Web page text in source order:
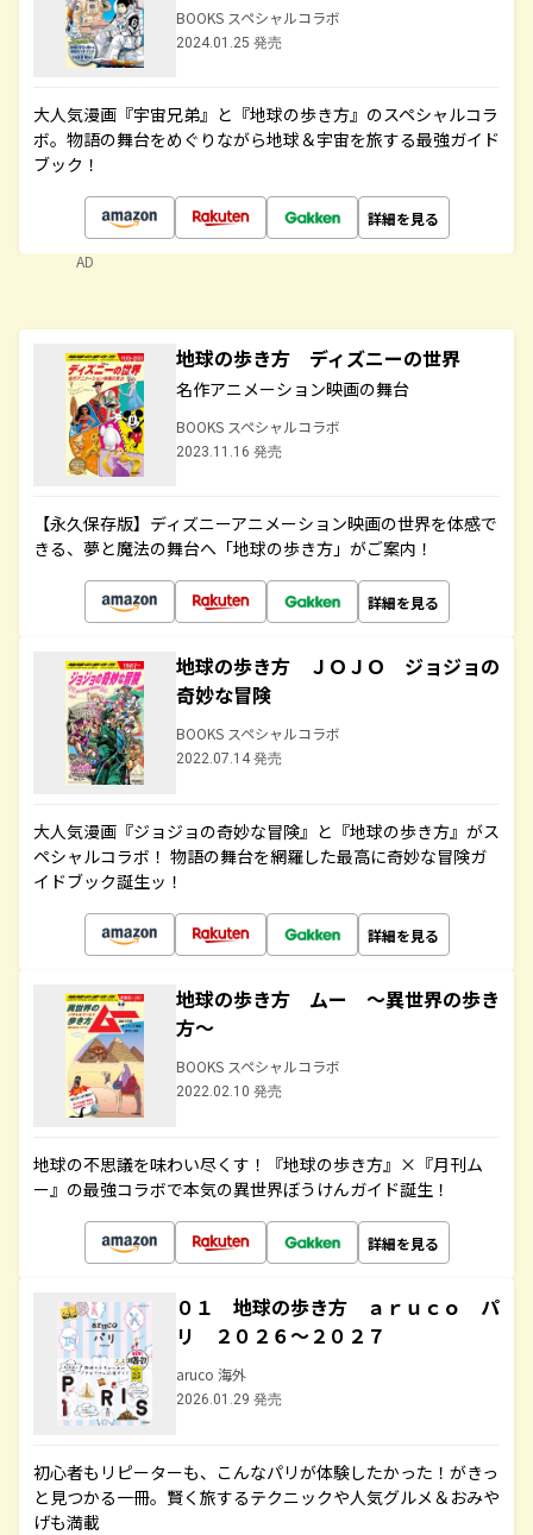
BOOKS スペシャルコラボ
2024.01.25 発売
大人気漫画『宇宙兄弟』と『地球の歩き方』のスペシャルコラ
ボ。物語の舞台をめぐりながら地球＆宇宙を旅する最強ガイド
ブック！
詳細を見る
AD
地球の歩き方 ディズニーの世界
名作アニメーション映画の舞台
BOOKS スペシャルコラボ
2023.11.16 発売
【永久保存版】ディズニーアニメーション映画の世界を体感で
きる、夢と魔法の舞台へ「地球の歩き方」がご案内！
詳細を見る
地球の歩き方 ＪＯＪＯ ジョジョの
奇妙な冒険
BOOKS スペシャルコラボ
2022.07.14 発売
大人気漫画『ジョジョの奇妙な冒険』と『地球の歩き方』がス
ペシャルコラボ！ 物語の舞台を網羅した最高に奇妙な冒険ガ
イドブック誕生ッ！
詳細を見る
地球の歩き方 ムー ～異世界の歩き
方～
BOOKS スペシャルコラボ
2022.02.10 発売
地球の不思議を味わい尽くす！『地球の歩き方』×『月刊ム
ー』の最強コラボで本気の異世界ぼうけんガイド誕生！
詳細を見る
０１ 地球の歩き方 ａｒｕｃｏ パ
リ ２０２６～２０２７
aruco 海外
2026.01.29 発売
初心者もリピーターも、こんなパリが体験したかった！がきっ
と見つかる一冊。賢く旅するテクニックや人気グルメ＆おみや
げも満載